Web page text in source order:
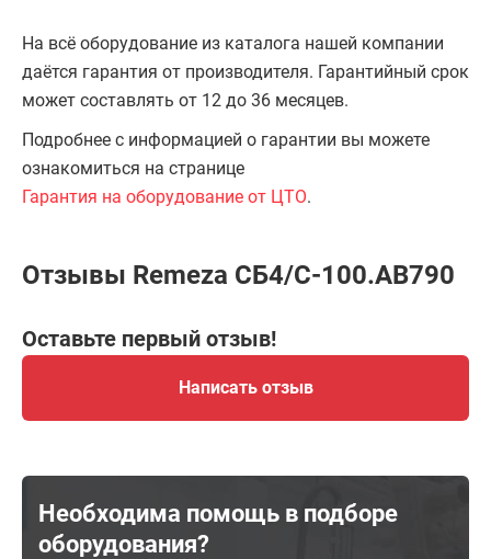
На всё оборудование из каталога нашей компании
даётся гарантия от производителя. Гарантийный срок
может составлять от 12 до 36 месяцев.
Подробнее с информацией о гарантии вы можете
ознакомиться на странице
Гарантия на оборудование от ЦТО.
Отзывы Remeza СБ4/С-100.АВ790
Оставьте первый отзыв!
Написать отзыв
Необходима помощь в подборе
оборудования?